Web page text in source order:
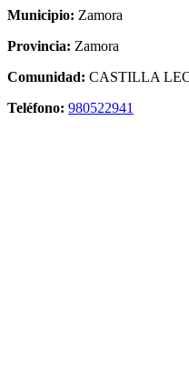
Municipio: Zamora
Provincia: Zamora
Comunidad: CASTILLA
Teléfono: 980522941